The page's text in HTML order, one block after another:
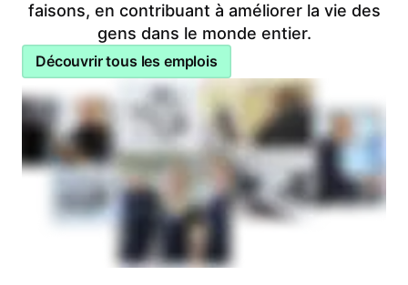
faisons, en contribuant à améliorer la vie des
gens dans le monde entier.
Découvrir tous les emplois